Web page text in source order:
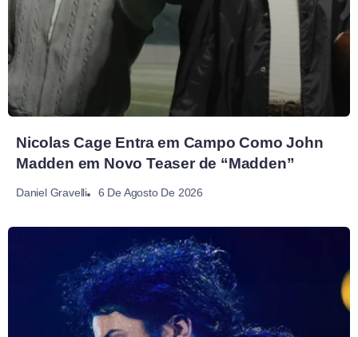
Nicolas Cage Entra em Campo Como John
Madden em Novo Teaser de “Madden”
Daniel Gravelli 6 De Agosto De 2026